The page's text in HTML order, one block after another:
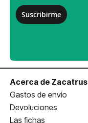
Suscribirme
Acerca de Zacatrus
Gastos de envío
Devoluciones
Las fichas